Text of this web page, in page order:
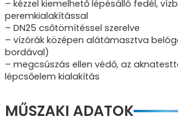
– kézzel kiemelhető lépésálló fedél,
peremkialakítással
– DN25 csőtömítéssel szerelve
– vízórák középen alátámasztva
bordával)
– megcsúszás ellen védő, az
lépcsőelem kialakítás
MŰSZAKI ADATOK